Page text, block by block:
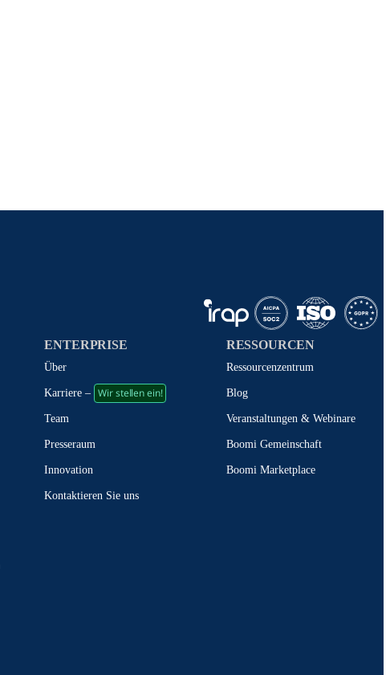
ENTERPRISE
Über
Karriere – Wir stellen ein!
Team
Presseraum
Innovation
Kontaktieren Sie uns
RESSOURCEN
Ressourcenzentrum
Blog
Veranstaltungen & Webinare
Boomi Gemeinschaft
Boomi Marketplace